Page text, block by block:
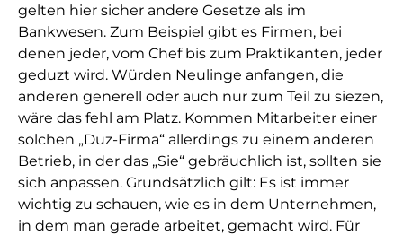
gelten hier sicher andere Gesetze als im
Bankwesen. Zum Beispiel gibt es Firmen, bei
denen jeder, vom Chef bis zum Praktikanten, jeder
geduzt wird. Würden Neulinge anfangen, die
anderen generell oder auch nur zum Teil zu siezen,
wäre das fehl am Platz. Kommen Mitarbeiter einer
solchen „Duz-Firma“ allerdings zu einem anderen
Betrieb, in der das „Sie“ gebräuchlich ist, sollten sie
sich anpassen. Grundsätzlich gilt: Es ist immer
wichtig zu schauen, wie es in dem Unternehmen,
in dem man gerade arbeitet, gemacht wird. Für